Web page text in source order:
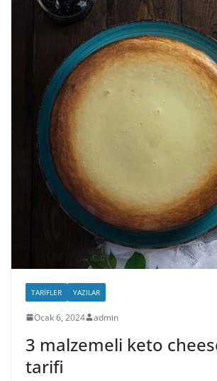
TARIFLER YAZILAR
Ocak 6, 2024 admin
3 malzemeli keto
tarifi